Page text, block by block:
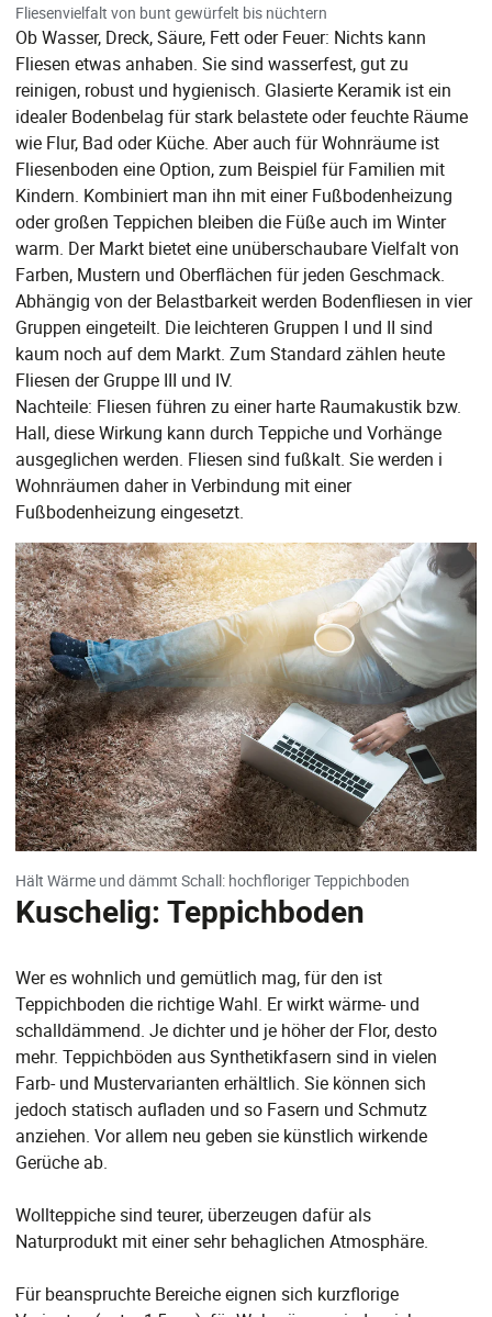
Fliesenvielfalt von bunt gewürfelt bis nüchtern
Ob Wasser, Dreck, Säure, Fett oder Feuer: Nichts kann
Fliesen etwas anhaben. Sie sind wasserfest, gut zu
reinigen, robust und hygienisch. Glasierte Keramik ist ein
idealer Bodenbelag für stark belastete oder feuchte Räume
wie Flur, Bad oder Küche. Aber auch für Wohnräume ist
Fliesenboden eine Option, zum Beispiel für Familien mit
Kindern. Kombiniert man ihn mit einer Fußbodenheizung
oder großen Teppichen bleiben die Füße auch im Winter
warm. Der Markt bietet eine unüberschaubare Vielfalt von
Farben, Mustern und Oberflächen für jeden Geschmack.
Abhängig von der Belastbarkeit werden Bodenfliesen in vier
Gruppen eingeteilt. Die leichteren Gruppen I und II sind
kaum noch auf dem Markt. Zum Standard zählen heute
Fliesen der Gruppe III und IV.
Nachteile: Fliesen führen zu einer harte Raumakustik bzw.
Hall, diese Wirkung kann durch Teppiche und Vorhänge
ausgeglichen werden. Fliesen sind fußkalt. Sie werden i
Wohnräumen daher in Verbindung mit einer
Fußbodenheizung eingesetzt.
Hält Wärme und dämmt Schall: hochfloriger Teppichboden
Kuschelig: Teppichboden
Wer es wohnlich und gemütlich mag, für den ist
Teppichboden die richtige Wahl. Er wirkt wärme- und
schalldämmend. Je dichter und je höher der Flor, desto
mehr. Teppichböden aus Synthetikfasern sind in vielen
Farb- und Mustervarianten erhältlich. Sie können sich
jedoch statisch aufladen und so Fasern und Schmutz
anziehen. Vor allem neu geben sie künstlich wirkende
Gerüche ab.
Wollteppiche sind teurer, überzeugen dafür als
Naturprodukt mit einer sehr behaglichen Atmosphäre.
Für beanspruchte Bereiche eignen sich kurzflorige